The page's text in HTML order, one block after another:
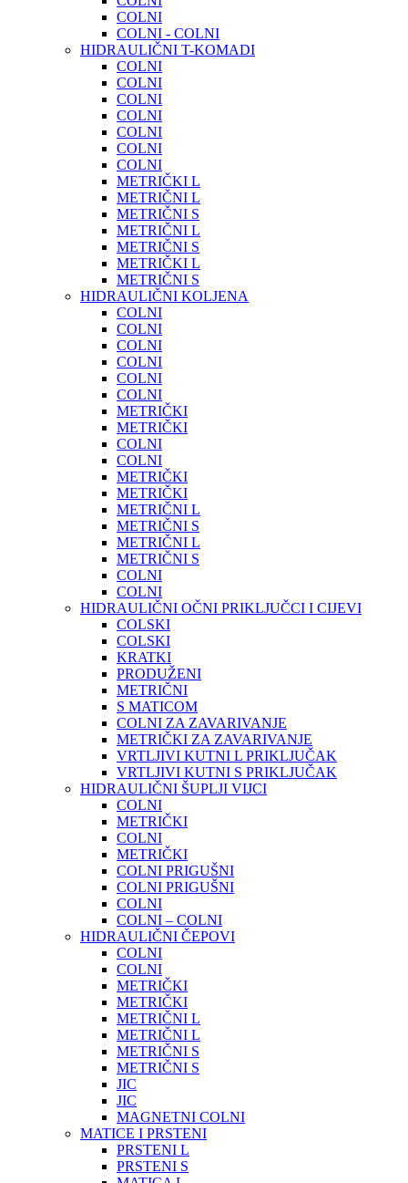
COLNI
COLNI - COLNI
HIDRAULIČNI T-KOMADI
COLNI
COLNI
COLNI
COLNI
COLNI
COLNI
COLNI
METRIČKI L
METRIČNI L
METRIČNI S
METRIČNI L
METRIČNI S
METRIČKI L
METRIČNI S
HIDRAULIČNI KOLJENA
COLNI
COLNI
COLNI
COLNI
COLNI
COLNI
METRIČKI
METRIČKI
COLNI
COLNI
METRIČKI
METRIČKI
METRIČNI L
METRIČNI S
METRIČNI L
METRIČNI S
COLNI
COLNI
HIDRAULIČNI OČNI PRIKLJUČCI I CIJEVI
COLSKI
COLSKI
KRATKI
PRODUŽENI
METRIČNI
S MATICOM
COLNI ZA ZAVARIVANJE
METRIČKI ZA ZAVARIVANJE
VRTLJIVI KUTNI L PRIKLJUČAK
VRTLJIVI KUTNI S PRIKLJUČAK
HIDRAULIČNI ŠUPLJI VIJCI
COLNI
METRIČKI
COLNI
METRIČKI
COLNI PRIGUŠNI
COLNI PRIGUŠNI
COLNI
COLNI – COLNI
HIDRAULIČNI ČEPOVI
COLNI
COLNI
METRIČKI
METRIČKI
METRIČNI L
METRIČNI L
METRIČNI S
METRIČNI S
JIC
JIC
MAGNETNI COLNI
MATICE I PRSTENI
PRSTENI L
PRSTENI S